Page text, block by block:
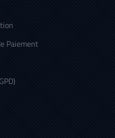
Paiement